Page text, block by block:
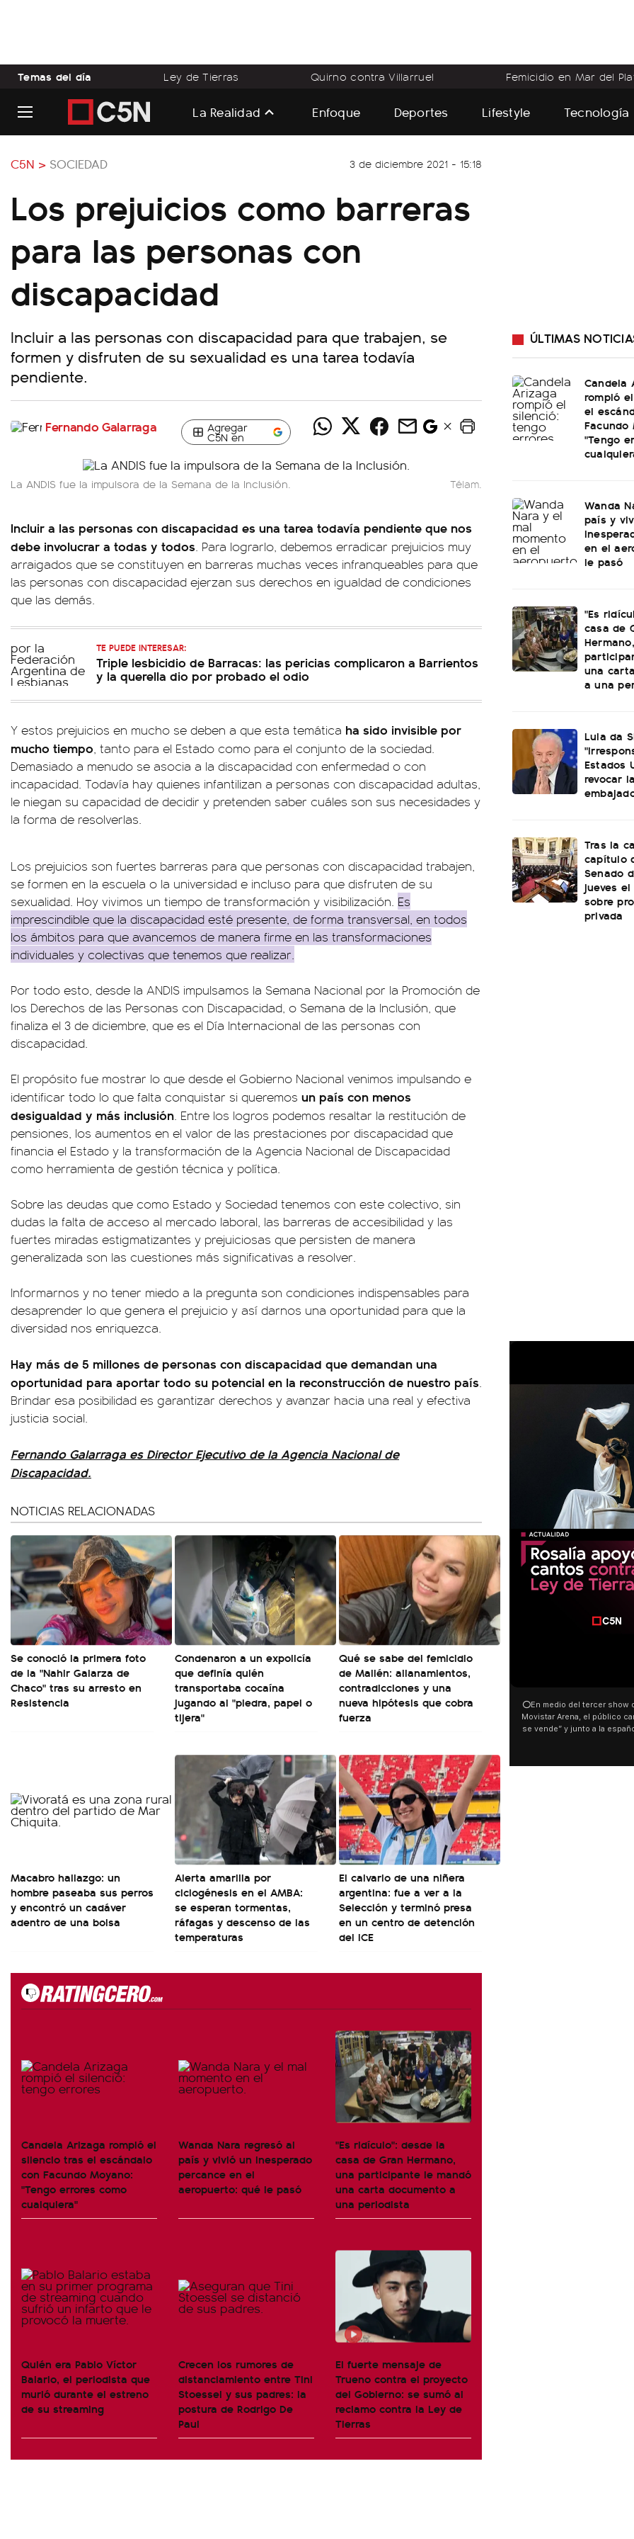
Temas del día Ley de Tierras Quirno contra Villarruel Femicidio en Mar del
La Realidad Enfoque Deportes Lifestyle Tecnología
C5N > SOCIEDAD 3 de diciembre 2021 - 15:18
Los prejuicios como barreras
para las personas con
discapacidad
Incluir a las personas con discapacidad para que trabajen, se
formen y disfruten de su sexualidad es una tarea todavía
pendiente.
Fernando Galarraga Agregar
C5N en
La ANDIS fue la impulsora de la Semana de la Inclusión. Télam.
Incluir a las personas con discapacidad es una tarea todavía pendiente que nos
debe involucrar a todas y todos. Para lograrlo, debemos erradicar prejuicios muy
arraigados que se constituyen en barreras muchas veces infranqueables para que
las personas con discapacidad ejerzan sus derechos en igualdad de condiciones
que las demás.
TE PUEDE INTERESAR:
Triple lesbicidio de Barracas: las pericias complicaron a Barrientos
y la querella dio por probado el odio
Y estos prejuicios en mucho se deben a que esta temática ha sido invisible por
mucho tiempo, tanto para el Estado como para el conjunto de la sociedad.
Demasiado a menudo se asocia a la discapacidad con enfermedad o con
incapacidad. Todavía hay quienes infantilizan a personas con discapacidad adultas,
le niegan su capacidad de decidir y pretenden saber cuáles son sus necesidades y
la forma de resolverlas.
Los prejuicios son fuertes barreras para que personas con discapacidad trabajen,
se formen en la escuela o la universidad e incluso para que disfruten de su
sexualidad. Hoy vivimos un tiempo de transformación y visibilización. Es
imprescindible que la discapacidad esté presente, de forma transversal, en todos
los ámbitos para que avancemos de manera firme en las transformaciones
individuales y colectivas que tenemos que realizar.
Por todo esto, desde la ANDIS impulsamos la Semana Nacional por la Promoción de
los Derechos de las Personas con Discapacidad, o Semana de la Inclusión, que
finaliza el 3 de diciembre, que es el Día Internacional de las personas con
discapacidad.
El propósito fue mostrar lo que desde el Gobierno Nacional venimos impulsando e
identificar todo lo que falta conquistar si queremos un país con menos
desigualdad y más inclusión. Entre los logros podemos resaltar la restitución de
pensiones, los aumentos en el valor de las prestaciones por discapacidad que
financia el Estado y la transformación de la Agencia Nacional de Discapacidad
como herramienta de gestión técnica y política.
Sobre las deudas que como Estado y Sociedad tenemos con este colectivo, sin
dudas la falta de acceso al mercado laboral, las barreras de accesibilidad y las
fuertes miradas estigmatizantes y prejuiciosas que persisten de manera
generalizada son las cuestiones más significativas a resolver.
Informarnos y no tener miedo a la pregunta son condiciones indispensables para
desaprender lo que genera el prejuicio y así darnos una oportunidad para que la
diversidad nos enriquezca.
Hay más de 5 millones de personas con discapacidad que demandan una
oportunidad para aportar todo su potencial en la reconstrucción de nuestro país.
Brindar esa posibilidad es garantizar derechos y avanzar hacia una real y efectiva
justicia social.
Fernando Galarraga es Director Ejecutivo de la Agencia Nacional de
Discapacidad.
NOTICIAS RELACIONADAS
Se conoció la primera foto
de la "Nahir Galarza de
Chaco" tras su arresto en
Resistencia
Condenaron a un expolicía
que definía quién
transportaba cocaína
jugando al "piedra, papel o
tijera"
Qué se sabe del femicidio
de Mailén: allanamientos,
contradicciones y una
nueva hipótesis que cobra
fuerza
Macabro hallazgo: un
hombre paseaba sus perros
y encontró un cadáver
adentro de una bolsa
Alerta amarilla por
ciclogénesis en el AMBA:
se esperan tormentas,
ráfagas y descenso de las
temperaturas
El calvario de una niñera
argentina: fue a ver a la
Selección y terminó presa
en un centro de detención
del ICE
Candela Arizaga rompió el
silencio tras el escándalo
con Facundo Moyano:
"Tengo errores como
cualquiera"
Wanda Nara regresó al
país y vivió un inesperado
percance en el
aeropuerto: qué le pasó
"Es ridículo": desde la
casa de Gran Hermano,
una participante le mandó
una carta documento a
una periodista
Quién era Pablo Víctor
Balario, el periodista que
murió durante el estreno
de su streaming
Crecen los rumores de
distanciamiento entre Tini
Stoessel y sus padres: la
postura de Rodrigo De
Paul
El fuerte mensaje de
Trueno contra el proyecto
del Gobierno: se sumó al
reclamo contra la Ley de
Tierras
ÚLTIMAS
Candela
rompió
el
Facundo
"Tengo
Wanda
país y
en el
le pasó
"Es
casa de
una
a una
Lula da
Estados
revocar
Tras la
capítulo
Senado
jueves
sobre
privada
⭕En medio del tercer show de
Movistar Arena, el público cantó “la
se vende” y junto a la española. El